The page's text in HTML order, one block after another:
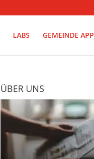
LABS GEMEINDE APP
ÜBER UNS